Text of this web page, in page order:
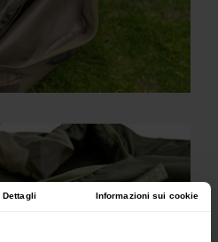
Dettagli Informazioni sui cookie